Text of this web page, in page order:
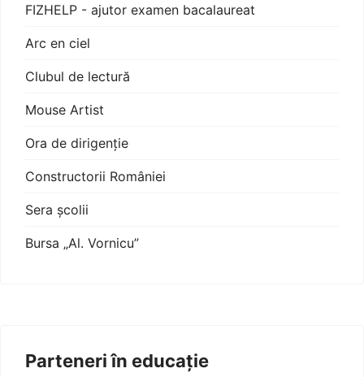
FIZHELP - ajutor examen bacalaureat
Arc en ciel
Clubul de lectură
Mouse Artist
Ora de dirigenție
Constructorii României
Sera școlii
Bursa „Al. Vornicu”
Parteneri în educație